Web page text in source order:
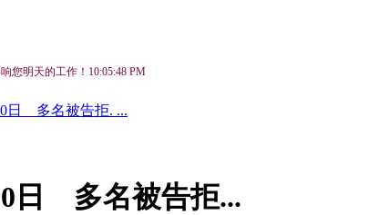
明天的工作！10:05:48 PM
日 多名被告拒. ...
日 多名被告拒...